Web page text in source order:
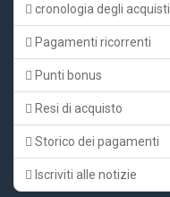
cronologia degli acquisti
Pagamenti ricorrenti
Punti bonus
Resi di acquisto
Storico dei pagamenti
Iscriviti alle notizie